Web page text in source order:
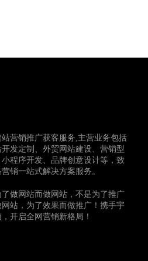
营销推广获客服务,主营业务包括
发定制、外贸网站建设、营销型
程序开发、品牌创意设计等，致
销一站式解决方案服务。
做网站而做网站，不是为了推广
站，为了效果而做推广！携手宇
开启全网营销新格局！